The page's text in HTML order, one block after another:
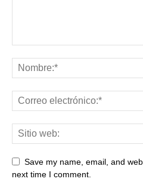
Save my name, email, and
next time I comment.